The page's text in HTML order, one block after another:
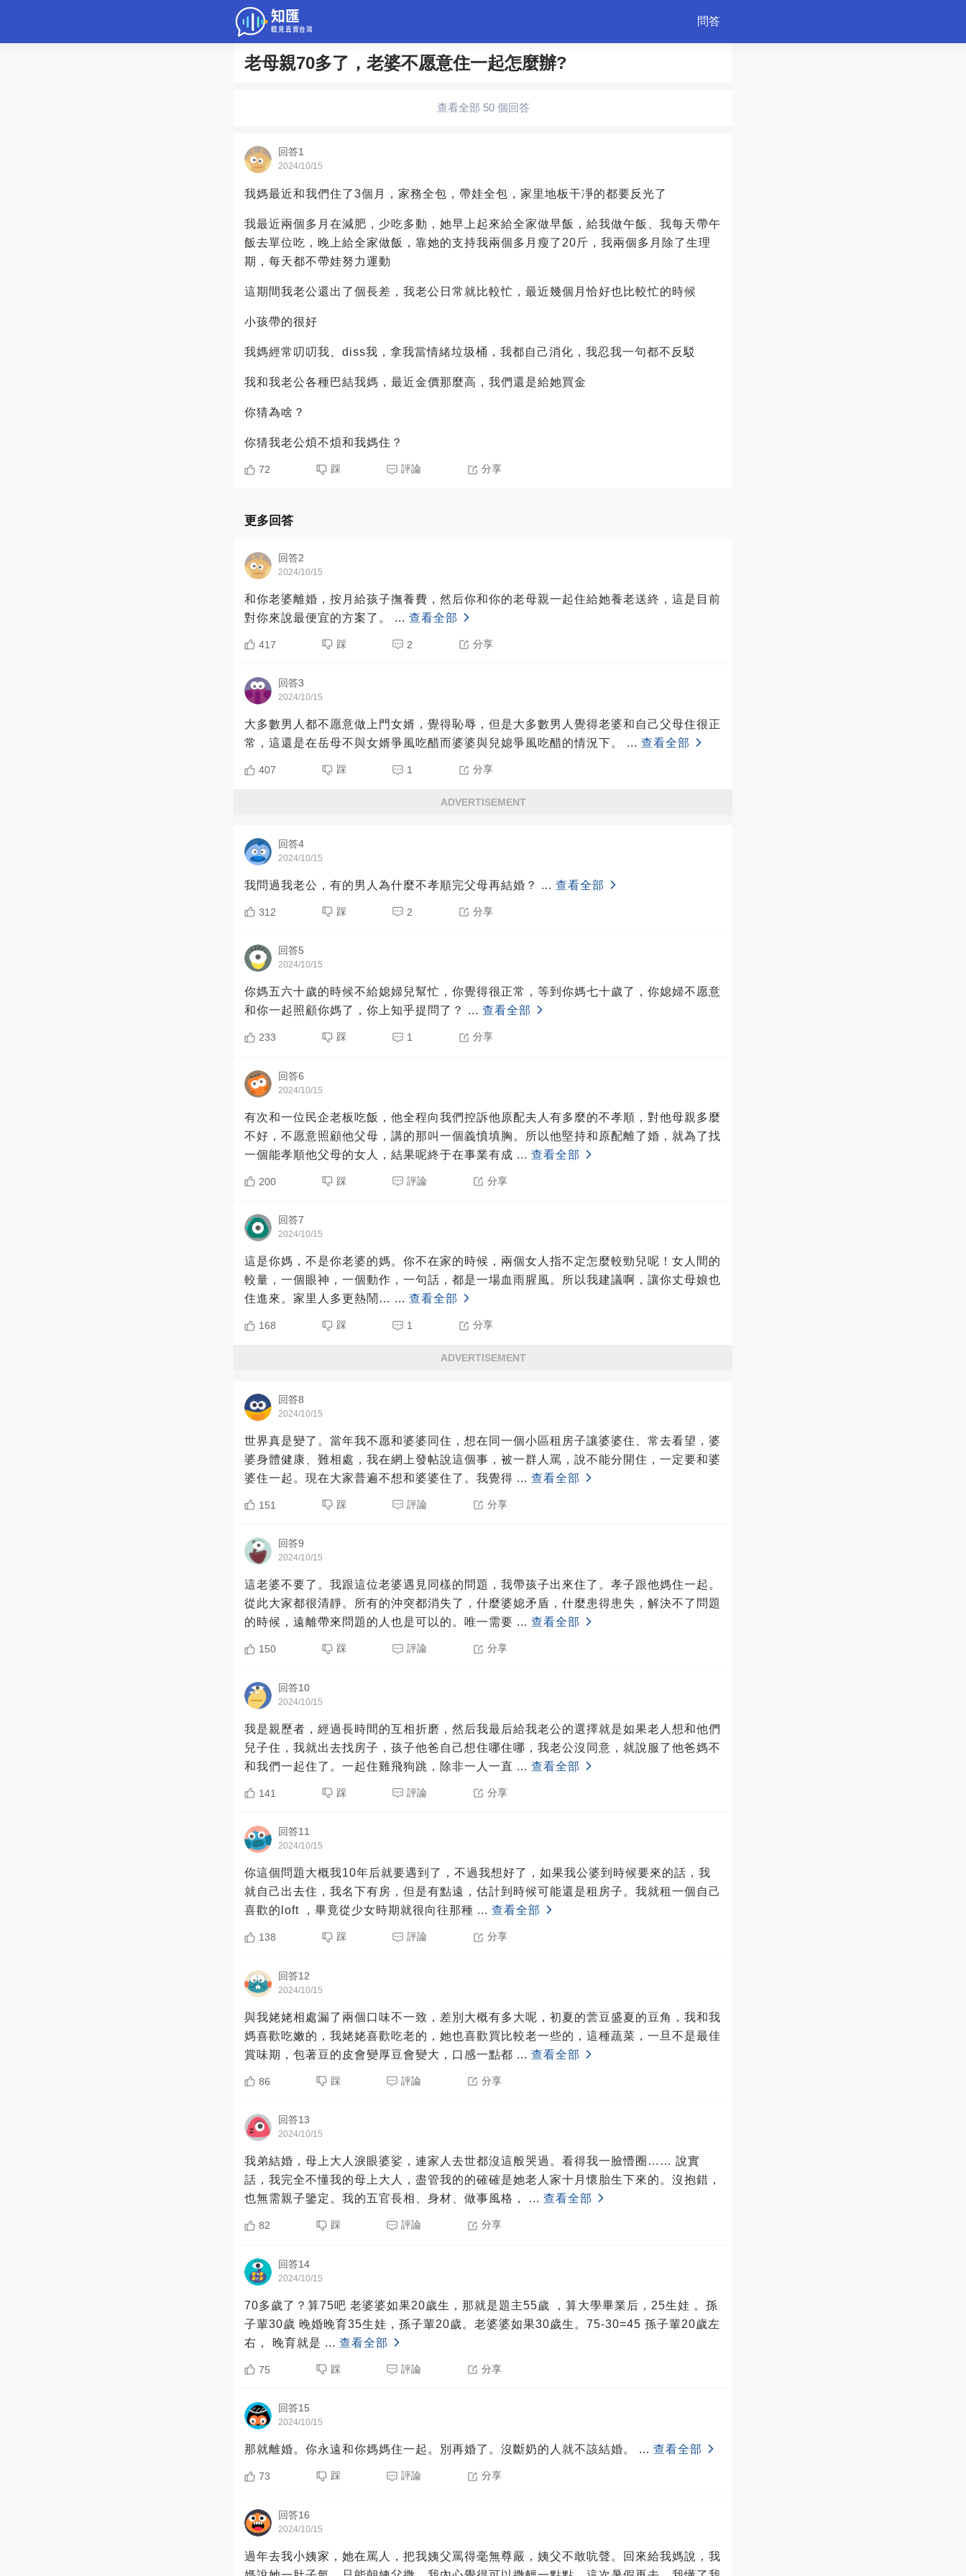
問答
老母親70多了，老婆不愿意住一起怎麼辦?
查看全部 50 個回答
回答1
2024/10/15
我媽最近和我們住了3個月，家務全包，帶娃全包，家里地板干凈的都要反光了
我最近兩個多月在減肥，少吃多動，她早上起來給全家做早飯，給我做午飯、我每天帶午
飯去單位吃，晚上給全家做飯，靠她的支持我兩個多月瘦了20斤，我兩個多月除了生理
期，每天都不帶娃努力運動
這期間我老公還出了個長差，我老公日常就比較忙，最近幾個月恰好也比較忙的時候
小孩帶的很好
我媽經常叨叨我、diss我，拿我當情緒垃圾桶，我都自己消化，我忍我一句都不反駁
我和我老公各種巴結我媽，最近金價那麼高，我們還是給她買金
你猜為啥？
你猜我老公煩不煩和我媽住？
72 踩 評論 分享
更多回答
回答2
2024/10/15
和你老婆離婚，按月給孩子撫養費，然后你和你的老母親一起住給她養老送終，這是目前
對你來說最便宜的方案了。 ... 查看全部
417 踩 2 分享
回答3
2024/10/15
大多數男人都不愿意做上門女婿，覺得恥辱，但是大多數男人覺得老婆和自己父母住很正
常，這還是在岳母不與女婿爭風吃醋而婆婆與兒媳爭風吃醋的情況下。 ... 查看全部
407 踩 1 分享
ADVERTISEMENT
回答4
2024/10/15
我問過我老公，有的男人為什麼不孝順完父母再結婚？ ... 查看全部
312 踩 2 分享
回答5
2024/10/15
你媽五六十歲的時候不給媳婦兒幫忙，你覺得很正常，等到你媽七十歲了，你媳婦不愿意
和你一起照顧你媽了，你上知乎提問了？ ... 查看全部
233 踩 1 分享
回答6
2024/10/15
有次和一位民企老板吃飯，他全程向我們控訴他原配夫人有多麼的不孝順，對他母親多麼
不好，不愿意照顧他父母，講的那叫一個義憤填胸。所以他堅持和原配離了婚，就為了找
一個能孝順他父母的女人，結果呢終于在事業有成 ... 查看全部
200 踩 評論 分享
回答7
2024/10/15
這是你媽，不是你老婆的媽。你不在家的時候，兩個女人指不定怎麼較勁兒呢！女人間的
較量，一個眼神，一個動作，一句話，都是一場血雨腥風。所以我建議啊，讓你丈母娘也
住進來。家里人多更熱鬧… ... 查看全部
168 踩 1 分享
ADVERTISEMENT
回答8
2024/10/15
世界真是變了。當年我不愿和婆婆同住，想在同一個小區租房子讓婆婆住、常去看望，婆
婆身體健康、難相處，我在網上發帖說這個事，被一群人罵，說不能分開住，一定要和婆
婆住一起。現在大家普遍不想和婆婆住了。我覺得 ... 查看全部
151 踩 評論 分享
回答9
2024/10/15
這老婆不要了。我跟這位老婆遇見同樣的問題，我帶孩子出來住了。孝子跟他媽住一起。
從此大家都很清靜。所有的沖突都消失了，什麼婆媳矛盾，什麼患得患失，解決不了問題
的時候，遠離帶來問題的人也是可以的。唯一需要 ... 查看全部
150 踩 評論 分享
回答10
2024/10/15
我是親歷者，經過長時間的互相折磨，然后我最后給我老公的選擇就是如果老人想和他們
兒子住，我就出去找房子，孩子他爸自己想住哪住哪，我老公沒同意，就說服了他爸媽不
和我們一起住了。一起住雞飛狗跳，除非一人一直 ... 查看全部
141 踩 評論 分享
回答11
2024/10/15
你這個問題大概我10年后就要遇到了，不過我想好了，如果我公婆到時候要來的話，我
就自己出去住，我名下有房，但是有點遠，估計到時候可能還是租房子。我就租一個自己
喜歡的loft ，畢竟從少女時期就很向往那種 ... 查看全部
138 踩 評論 分享
回答12
2024/10/15
與我姥姥相處漏了兩個口味不一致，差別大概有多大呢，初夏的蕓豆盛夏的豆角，我和我
媽喜歡吃嫩的，我姥姥喜歡吃老的，她也喜歡買比較老一些的，這種蔬菜，一旦不是最佳
賞味期，包著豆的皮會變厚豆會變大，口感一點都 ... 查看全部
86 踩 評論 分享
回答13
2024/10/15
我弟結婚，母上大人淚眼婆娑，連家人去世都沒這般哭過。看得我一臉懵圈…… 說實
話，我完全不懂我的母上大人，盡管我的的確確是她老人家十月懷胎生下來的。沒抱錯，
也無需親子鑒定。我的五官長相、身材、做事風格， ... 查看全部
82 踩 評論 分享
回答14
2024/10/15
70多歲了？算75吧 老婆婆如果20歲生，那就是題主55歲 ，算大學畢業后，25生娃 。孫
子輩30歲 晚婚晚育35生娃，孫子輩20歲。老婆婆如果30歲生。75-30=45 孫子輩20歲左
右， 晚育就是 ... 查看全部
75 踩 評論 分享
回答15
2024/10/15
那就離婚。你永遠和你媽媽住一起。別再婚了。沒斷奶的人就不該結婚。 ... 查看全部
73 踩 評論 分享
回答16
2024/10/15
過年去我小姨家，她在罵人，把我姨父罵得毫無尊嚴，姨父不敢吭聲。回來給我媽說，我
問答
夫妻生活 生活妙招